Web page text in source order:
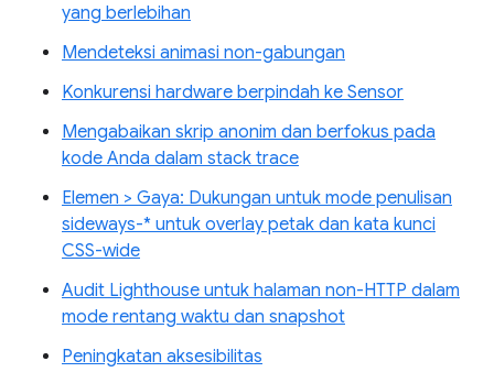
yang berlebihan
Mendeteksi animasi non-gabungan
Konkurensi hardware berpindah ke Sensor
Mengabaikan skrip anonim dan berfokus pada
kode Anda dalam stack trace
Elemen > Gaya: Dukungan untuk mode penulisan
sideways-* untuk overlay petak dan kata kunci
CSS-wide
Audit Lighthouse untuk halaman non-HTTP dalam
mode rentang waktu dan snapshot
Peningkatan aksesibilitas